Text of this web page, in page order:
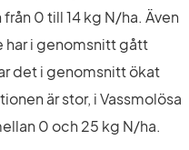
0 till 14 kg N/ha. Även
i genomsnitt gått
det i genomsnitt ökat
är stor, i Vassmolösa
0 och 25 kg N/ha.